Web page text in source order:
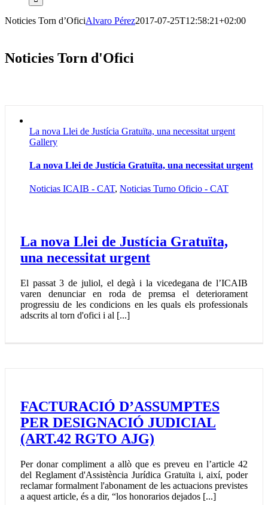
Noticies Torn d’OficiAlvaro Pérez2017-07-25T12:58:21+02:00
Noticies Torn d'Ofici
La nova Llei de Justícia Gratuïta, una necessitat urgent
Gallery
La nova Llei de Justícia Gratuïta, una necessitat urgent
Noticias ICAIB - CAT, Noticias Turno Oficio - CAT
La nova Llei de Justícia Gratuïta,
una necessitat urgent
El passat 3 de juliol, el degà i la vicedegana de l’ICAIB
varen denunciar en roda de premsa el deteriorament
progressiu de les condicions en les quals els professionals
adscrits al torn d'ofici i al [...]
FACTURACIÓ D’ASSUMPTES
PER DESIGNACIÓ JUDICIAL
(ART.42 RGTO AJG)
Per donar compliment a allò que es preveu en l’article 42
del Reglament d'Assistència Jurídica Gratuïta i, així, poder
reclamar formalment l'abonament de les actuacions previstes
a aquest article, és a dir, “los honorarios dejados [...]